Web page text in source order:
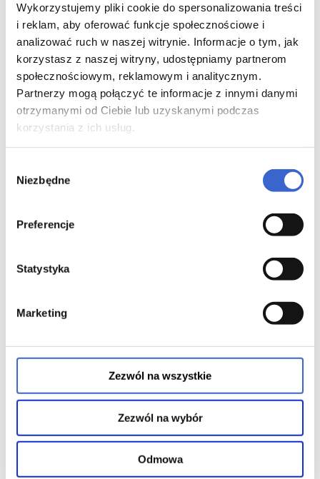
Wykorzystujemy pliki cookie do spersonalizowania treści
i reklam, aby oferować funkcje społecznościowe i
analizować ruch w naszej witrynie. Informacje o tym, jak
korzystasz z naszej witryny, udostępniamy partnerom
społecznościowym, reklamowym i analitycznym.
Partnerzy mogą połączyć te informacje z innymi danymi
otrzymanymi od Ciebie lub uzyskanymi podczas
korzystania z ich usług.
zgody
Niezbędne
Preferencje
Statystyka
Marketing
Zezwól na wszystkie
Zezwól na wybór
Odmowa
Zazwyczaj lek nanosi się cienką warstwą na
chorobowo zmienioną skórę raz na dobę. Leku nie
należy stosować u dorosłych dłużej niż przez 12
tygodni.
Stosowanie u dzieci: Nie stosować u dzieci w wieku
poniżej 2 lat. U dzieci w wieku powyżej 2 lat nie
stosować dłużej niż przez 4 tygodnie.
krem jest za mocne lub za słabe, należy zwrócić się
do lekarza.
Zastosowanie większej niż zalecana dawki leku
Advantan krem
Nie ma ryzyka zatrucia ostrego po pojedynczym
przedawkowaniu leku na skórę (stosowanie na dużą
wchłaniania) lub po niezamierzonym spożyciu leku.
przypadku pominięcia dawki leku w wyznaczonym
czasie, należy zastosować lek jak najszybciej. Nie
należy stosować dawki podwójnej w celu
uzupełnienia pominiętej dawki.
Przerwanie stosowania leku Advantan krem: W
przypadku nawrotu pierwotnych objawów
chorobowych po ukończeniu leczenia należy
skontaktować się z lekarzem.